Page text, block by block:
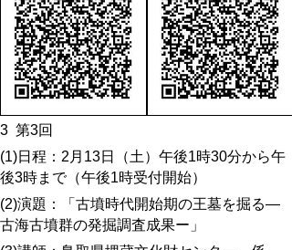
3 第3回
(1)日程：2月13日（土）午後1時30分から午
後3時まで（午後1時受付開始）
(2)演題：「古墳時代開始期の王墓を掘る―
古海古墳群の発掘調査成果ー」